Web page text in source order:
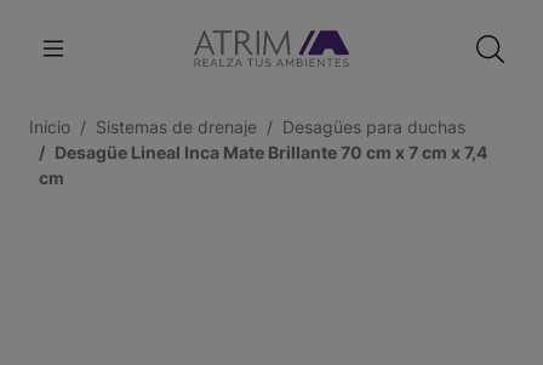
Inicio Sistemas de drenaje
Desagües para duchas
Desagüe Lineal Inca Mate Brillante 70 cm x 7 cm x 7,4
cm